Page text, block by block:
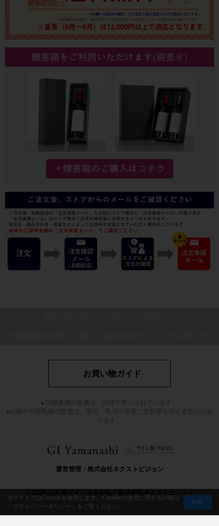
当サイトではCookieを使用します。Cookieの使用に関する詳細は
プライバシーポリシー 」をご覧ください。
OK
お買い物ガイド
●20歳未満の飲酒は、法律で禁じられています。
●妊娠中や授乳期の飲酒は、胎児・乳児の発育に悪影響を与える恐れがあ
運営管理：株式会社ネクストビジョン